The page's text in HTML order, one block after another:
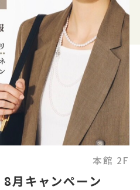
本館 2F
8月キャンペーン